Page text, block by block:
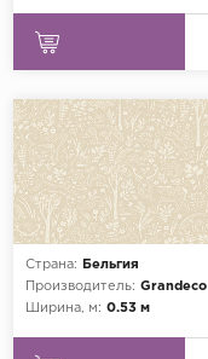
Страна:
Бельгия
Производитель: Grandeco
Ширина, м: 0.53 м